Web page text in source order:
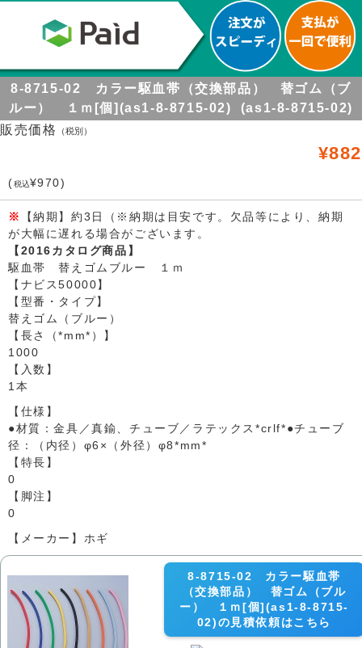
8-8715-02 カラー駆血帯（交換部品） 替ゴム（ブ
ルー） １ｍ[個](as1-8-8715-02) (as1-8-8715-02)
販売価格
（税別）
¥882
(税込¥970)
※
【納期】約3日（※納期は目安です。欠品等により、納期
が大幅に遅れる場合がございます。
【2016カタログ商品】
駆血帯 替えゴムブルー １ｍ
【ナビス50000】
【型番・タイプ】
替えゴム（ブルー）
【長さ（*mm*）】
1000
【入数】
1本
【仕様】
●材質：金具／真鍮、チューブ／ラテックス*crlf*●チューブ
径：（内径）φ6×（外径）φ8*mm*
【特長】
0
【脚注】
0
【メーカー】ホギ
8-8715-02 カラー駆血帯
（交換部品） 替ゴム（ブル
ー） １ｍ[個](as1-8-8715-
02)の見積依頼はこちら